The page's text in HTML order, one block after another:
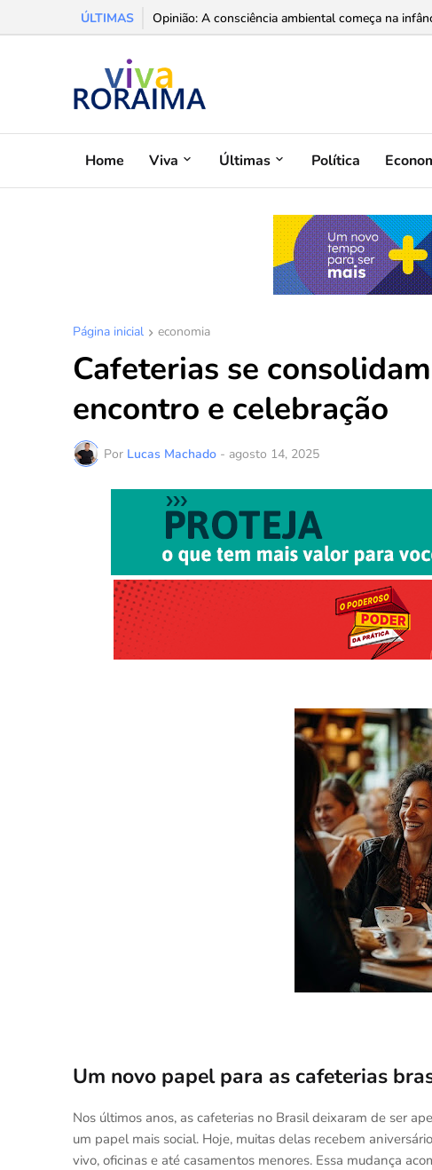
ÚLTIMAS Opinião: A consciência ambiental começa na
Home Viva Últimas Política
Página inicial economia
Cafeterias se
encontro e celebração
Por Lucas Machado - agosto 14, 2025
Um novo papel para as cafeterias
Nos últimos anos, as cafeterias no Brasil deixaram de ser
um papel mais social. Hoje, muitas delas recebem
vivo, oficinas e até casamentos menores. Essa mudança